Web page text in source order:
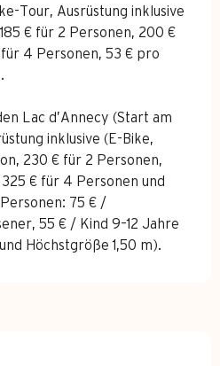
Tour, Ausrüstung inklusive
€ für 2 Personen, 200 €
4 Personen, 53 € pro
Lac d’Annecy (Start am
inklusive (E-Bike,
230 € für 2 Personen,
€ für 4 Personen und
75 € /
55 € / Kind 9–12 Jahre
Höchstgröße 1,50 m).